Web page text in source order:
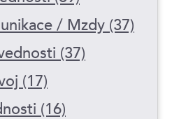
/ Mzdy (37)
(37)
(17)
(16)